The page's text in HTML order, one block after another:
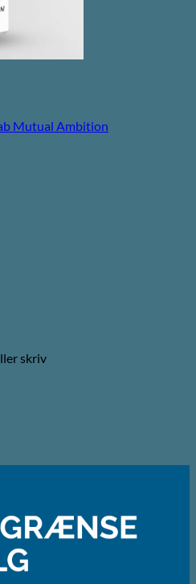
Mutual Ambition
skriv